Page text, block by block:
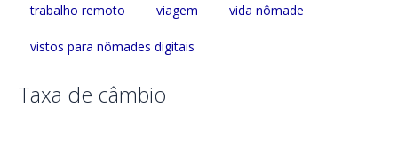
trabalho remoto viagem vida nômade
vistos para nômades digitais
Taxa de câmbio